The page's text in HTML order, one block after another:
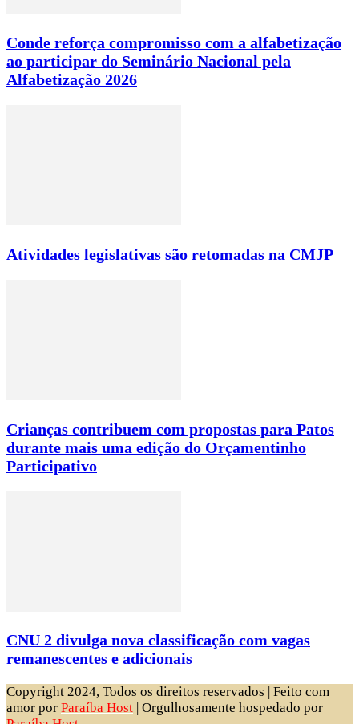
Conde reforça compromisso com a alfabetização
ao participar do Seminário Nacional pela
Alfabetização 2026
Atividades legislativas são retomadas na CMJP
Crianças contribuem com propostas para Patos
durante mais uma edição do Orçamentinho
Participativo
CNU 2 divulga nova classificação com vagas
remanescentes e adicionais
Copyright 2024, Todos os direitos reservados | Feito com
amor por Paraíba Host | Orgulhosamente hospedado por